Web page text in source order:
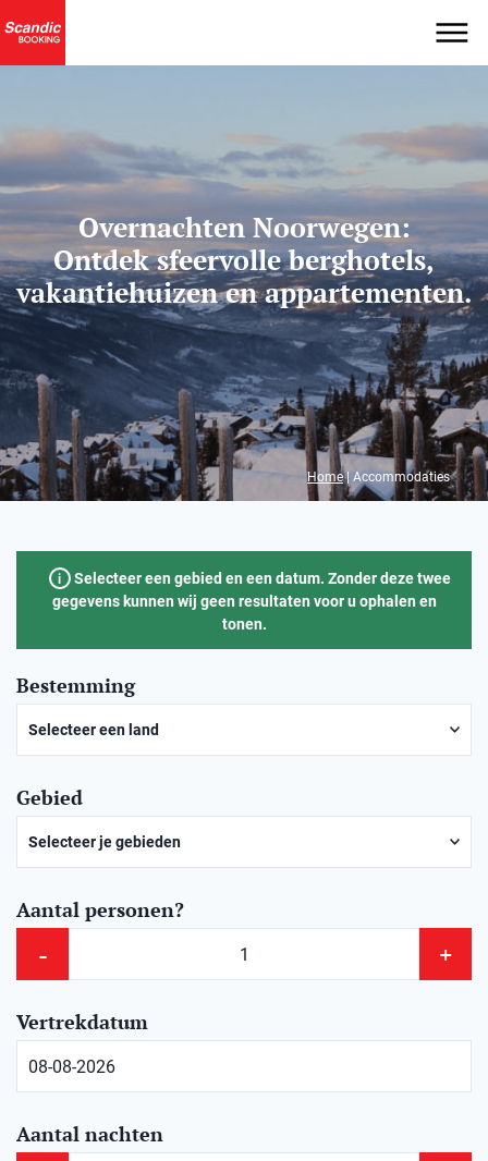
Overnachten Noorwegen:
Ontdek sfeervolle berghotels,
vakantiehuizen en appartementen.
Home|Accommodaties
i
Selecteer een gebied en een datum. Zonder deze twee
gegevens kunnen wij geen resultaten voor u ophalen en
tonen.
Bestemming
Selecteer een land
Zweden
Gebied
Selecteer je gebieden
Aantal personen?
- +
Vertrekdatum
Aantal nachten